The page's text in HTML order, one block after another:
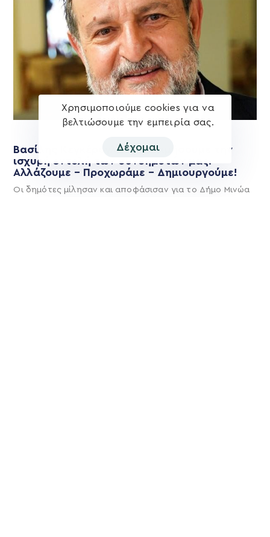
Βασίλης Κεγκέρογλου: Θα τιμήσουμε την
ισχυρή εντολή των συνδημοτών μας.
Αλλάζουμε – Προχωράμε – Δημιουργούμε!
Οι δημότες μίλησαν και αποφάσισαν για το Δήμο Μινώα
Χρησιμοποιούμε cookies για να
βελτιώσουμε την εμπειρία σας.
Δέχομαι